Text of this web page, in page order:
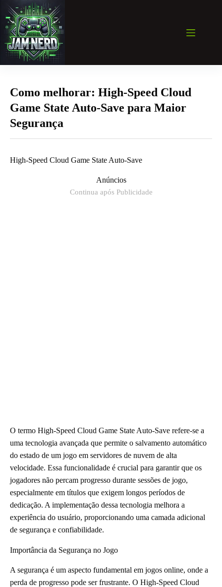
para
conteúdo
Como melhorar: High-Speed Cloud
Game State Auto-Save para Maior
Segurança
High-Speed Cloud Game State Auto-Save
Anúncios
Continua após Publicidade
O termo High-Speed Cloud Game State Auto-Save refere-se a
uma tecnologia avançada que permite o salvamento automático
do estado de um jogo em servidores de nuvem de alta
velocidade. Essa funcionalidade é crucial para garantir que os
jogadores não percam progresso durante sessões de jogo,
especialmente em títulos que exigem longos períodos de
dedicação. A implementação dessa tecnologia melhora a
experiência do usuário, proporcionando uma camada adicional
de segurança e confiabilidade.
Importância da Segurança no Jogo
A segurança é um aspecto fundamental em jogos online, onde a
perda de progresso pode ser frustrante. O High-Speed Cloud